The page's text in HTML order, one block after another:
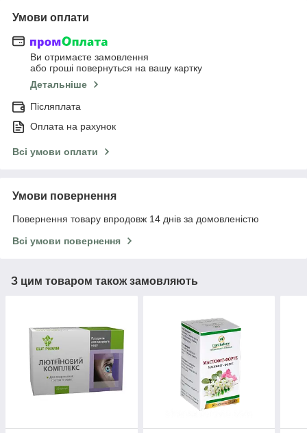
Умови оплати
Ви отримаєте замовлення
або гроші повернуться на вашу картку
Детальніше
Післяплата
Оплата на рахунок
Всі умови оплати
Умови повернення
Повернення товару впродовж 14 днів за домовленістю
Всі умови повернення
З цим товаром також замовляють